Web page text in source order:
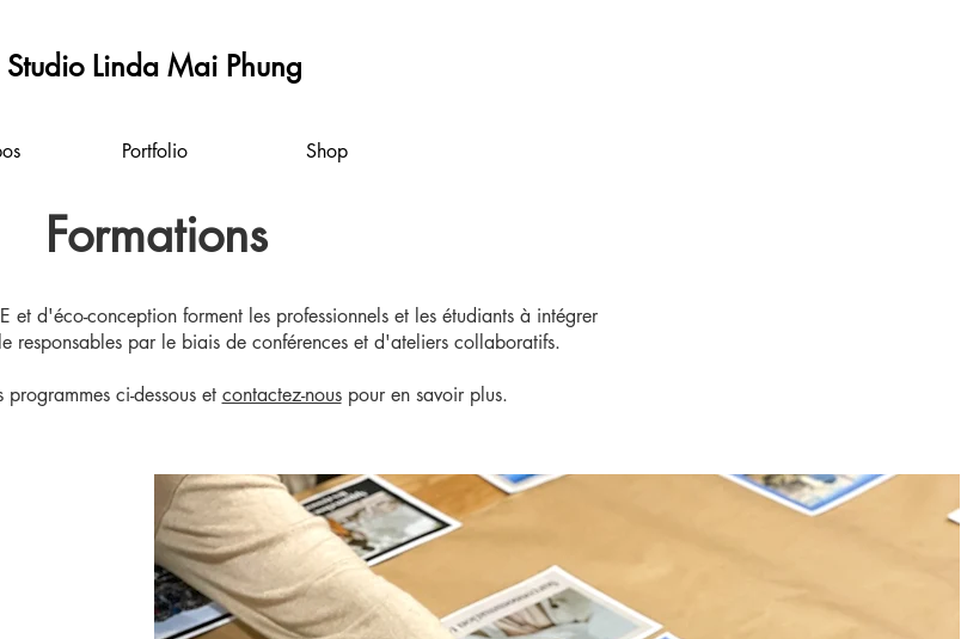
Studio Linda Mai Phung
Portfolio Shop
Formations
et d'éco-conception forment les professionnels et les étudiants à intégrer
responsables par le biais de conférences et d'ateliers collaboratifs.
ci-dessous et contactez-nous pour en savoir plus.